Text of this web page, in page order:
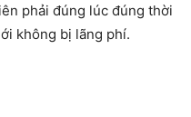
phải đúng lúc đúng thời
không bị lãng phí.